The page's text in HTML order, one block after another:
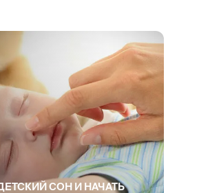
СОН И НАЧАТЬ